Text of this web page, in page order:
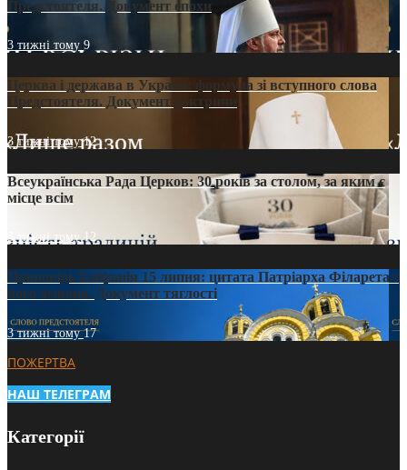
Предстоятеля. Документ епохи
3 тижні тому 9
Церква і держава в Україні: формула зі вступного слова
Предстоятеля. Документ доктрини
3 тижні тому12
Всеукраїнська Рада Церков: 30 років за столом, за яким є
місце всім
3 тижні тому12
Проповідь Епіфанія 15 липня: цитата Патріарха Філарета з
його амвона. Документ тяглості
3 тижні тому17
ПОЖЕРТВА
НАШ ТЕЛЕГРАМ
Категорії